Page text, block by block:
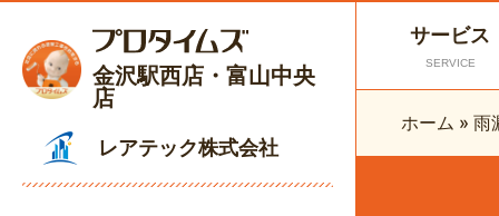
金沢駅西店・富山中央
店
レアテック株式会社
サービス
SERVICE
ホーム » 雨